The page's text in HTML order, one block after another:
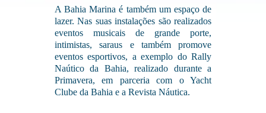
A Bahia Marina é também um espaço de
lazer. Nas suas instalações são realizados
eventos musicais de grande porte,
intimistas, saraus e também promove
eventos esportivos, a exemplo do Rally
Naútico da Bahia, realizado durante a
Primavera, em parceria com o Yacht
Clube da Bahia e a Revista Náutica.